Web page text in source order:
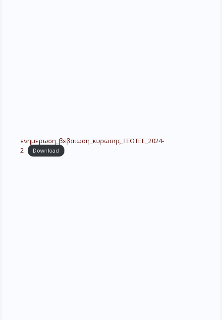
ενημερωση_βεβαιωση_κυρωσης_ΓΕΩΤΕΕ_2024-
2
Download